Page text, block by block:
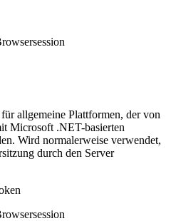
allgemeine Plattformen, der von
Microsoft .NET-basierten
Wird normalerweise verwendet,
durch den Server